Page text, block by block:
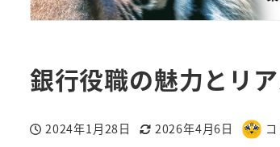
銀行役職の魅力とリ
投稿日
2024年1月28日
更新日
2026年4月6日
著